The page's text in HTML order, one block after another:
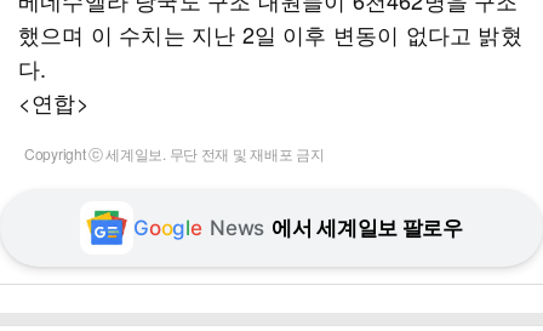
했으며 이 수치는 지난 2일 이후 변동이 없다고 밝혔
다.
<연합>
Copyright ⓒ 세계일보. 무단 전재 및 재배포 금지
Google News 에서 세계일보 팔로우